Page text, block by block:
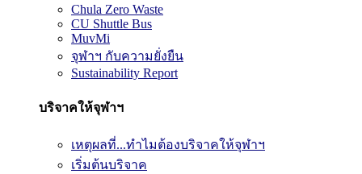
Chula Zero Waste
CU Shuttle Bus
MuvMi
จุฬาฯ กับความยั่งยืน
Sustainability Report
บริจาคให้จุฬาฯ
เหตุผลที่...ทำไมต้องบริจาคให้จุฬาฯ
เริ่มต้นบริจาค